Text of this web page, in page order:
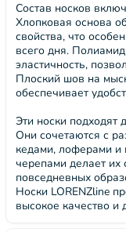
Состав носков
Хлопковая основа
свойства, что
всего дня.
эластичность,
Плоский шов на
обеспечивает
Эти носки подходят
Они сочетаются с
кедами, лоферами и
черепами делает их
повседневных
Носки LORENZline
высокое качество и